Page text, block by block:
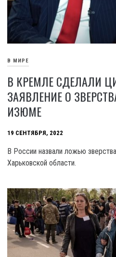
В МИРЕ
В КРЕМЛЕ СДЕЛАЛИ
ЗАЯВЛЕНИЕ О
ИЗЮМЕ
19 СЕНТЯБРЯ, 2022
В России назвали ложью
Харьковской области.